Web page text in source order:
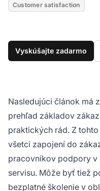
Customer satisfaction
Vyskúšajte zadarmo
Nasledujúci článok má
prehľad základov
praktických rád. Z
všetci zapojení do
pracovníkov podpory v
servisu. Môže byť tiež
bezplatné školenie v